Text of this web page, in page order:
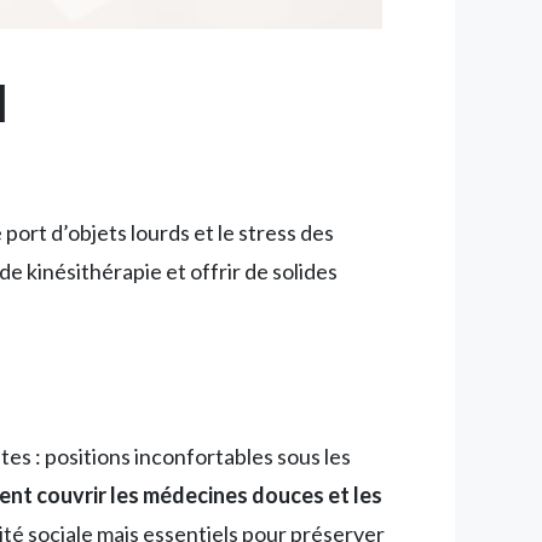
d’objets lourds et le stress des
kinésithérapie et offrir de solides
: positions inconfortables sous les
couvrir les médecines douces et les
sociale mais essentiels pour préserver